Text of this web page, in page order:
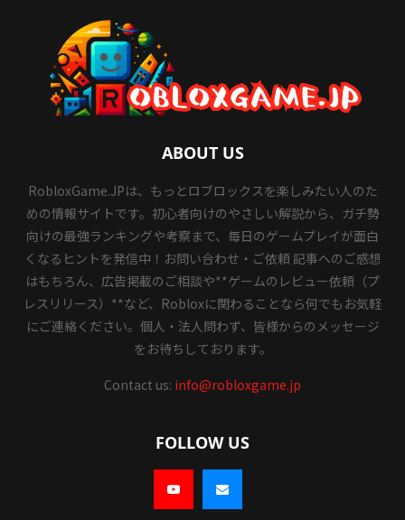
ABOUT US
RobloxGame.JPは、もっとロブロックスを楽しみたい人のた
めの情報サイトです。初心者向けのやさしい解説から、ガチ勢
向けの最強ランキングや考察まで、毎日のゲームプレイが面白
くなるヒントを発信中！お問い合わせ・ご依頼 記事へのご感想
はもちろん、広告掲載のご相談や**ゲームのレビュー依頼（プ
レスリリース）**など、Robloxに関わることなら何でもお気軽
にご連絡ください。個人・法人問わず、皆様からのメッセージ
をお待ちしております。
Contact us: info@robloxgame.jp
FOLLOW US